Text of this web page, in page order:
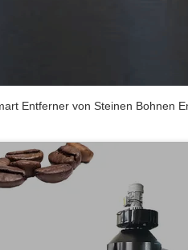
Entferner von Steinen Bohnen